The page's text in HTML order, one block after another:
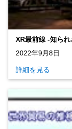
XR最前線 ‐知ら
2022年9月8日
詳細を見る